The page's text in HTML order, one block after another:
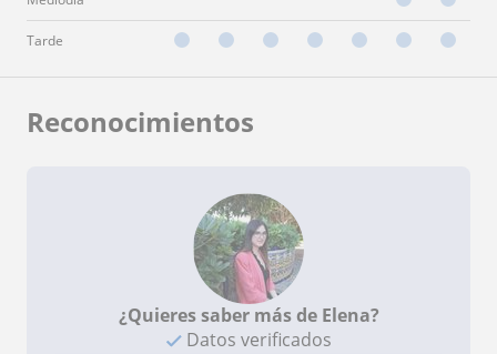
Tarde
Reconocimientos
¿Quieres saber más de Elena?
Datos verificados